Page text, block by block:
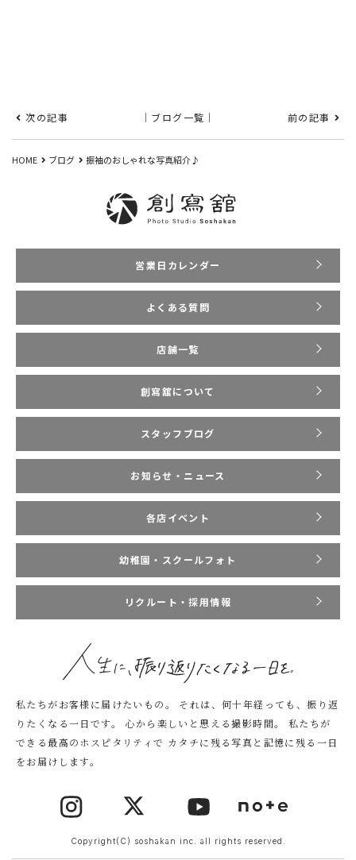
次の記事 ｜ブログ一覧｜ 前の記事
HOME ブログ 振袖のおしゃれな写真紹介♪
営業日カレンダー
よくある質問
店舗一覧
創寫舘について
スタッフブログ
お知らせ・ニュース
各店イベント
幼稚園・スクールフォト
リクルート・採用情報
私たちがお客様に届けたいもの。
それは、何十年経っても、振り返
りたくなる一日です。
心から楽しいと思える撮影時間。
私たちが
できる最高のホスピタリティで カタチに残る写真と記憶に残る一日
をお届けします。
Copyright(C) soshakan inc. all rights reserved.